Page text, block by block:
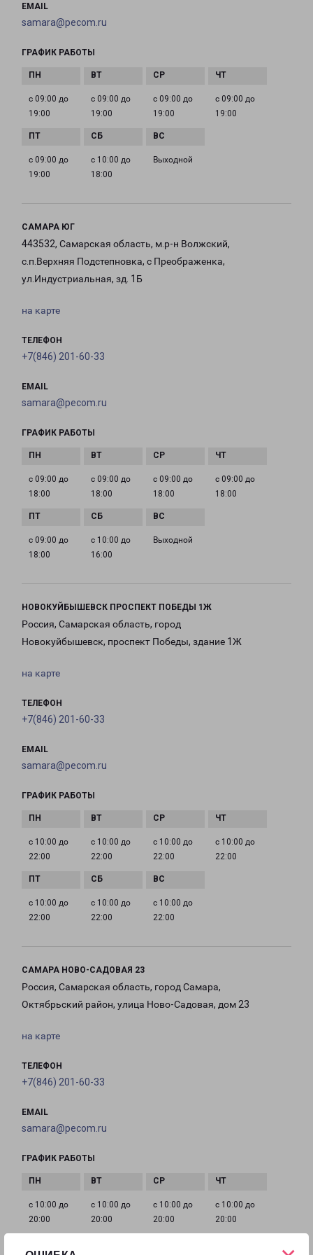
EMAIL
samara@pecom.ru
ГРАФИК РАБОТЫ
с 09:00 до
19:00
с 09:00 до
19:00
с 09:00 до
19:00
с 09:00 до
19:00
с 09:00 до
19:00
с 10:00 до
18:00
Выходной
САМАРА ЮГ
443532, Самарская область, м.р-н Волжский,
с.п.Верхняя Подстепновка, с Преображенка,
ул.Индустриальная, зд. 1Б
на карте
ТЕЛЕФОН
+7(846) 201-60-33
EMAIL
samara@pecom.ru
ГРАФИК РАБОТЫ
с 09:00 до
18:00
с 09:00 до
18:00
с 09:00 до
18:00
с 09:00 до
18:00
с 09:00 до
18:00
с 10:00 до
16:00
Выходной
НОВОКУЙБЫШЕВСК ПРОСПЕКТ ПОБЕДЫ 1Ж
Россия, Самарская область, город
Новокуйбышевск, проспект Победы, здание 1Ж
на карте
ТЕЛЕФОН
+7(846) 201-60-33
EMAIL
samara@pecom.ru
ГРАФИК РАБОТЫ
с 10:00 до
22:00
с 10:00 до
22:00
с 10:00 до
22:00
с 10:00 до
22:00
с 10:00 до
22:00
с 10:00 до
22:00
с 10:00 до
22:00
САМАРА НОВО-САДОВАЯ 23
Россия, Самарская область, город Самара,
Октябрьский район, улица Ново-Садовая, дом 23
на карте
ТЕЛЕФОН
+7(846) 201-60-33
EMAIL
samara@pecom.ru
ГРАФИК РАБОТЫ
с 10:00 до
20:00
с 10:00 до
20:00
с 10:00 до
20:00
с 10:00 до
20:00